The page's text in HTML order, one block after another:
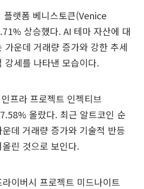
플랫폼 베니스토큰(Venice
상승했다. AI 테마 자산에 대
가운데 거래량 증가와 강한 추세
강세를 나타낸 모습이다.
프라 프로젝트 인젝티브
올랐다. 최근 알트코인 순
데 거래량 증가와 기술적 반등
린 것으로 보인다.
이버시 프로젝트 미드나이트